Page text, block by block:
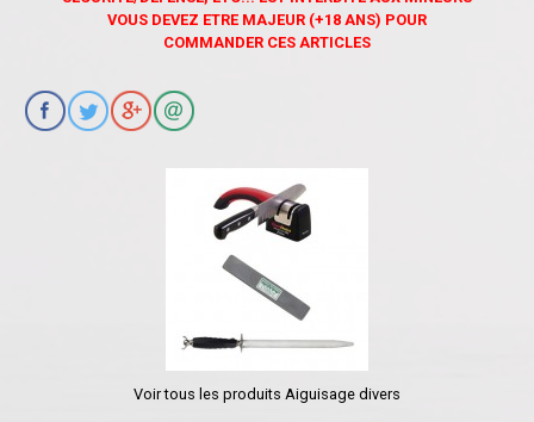
VOUS DEVEZ ETRE MAJEUR (+18 ANS) POUR
COMMANDER CES ARTICLES
Voir tous les produits Aiguisage divers